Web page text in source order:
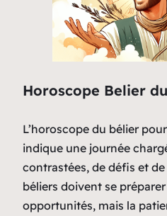
Horoscope Belier
L’horoscope du bélier
indique une journée
contrastées, de défis et
béliers doivent se
opportunités, mais la